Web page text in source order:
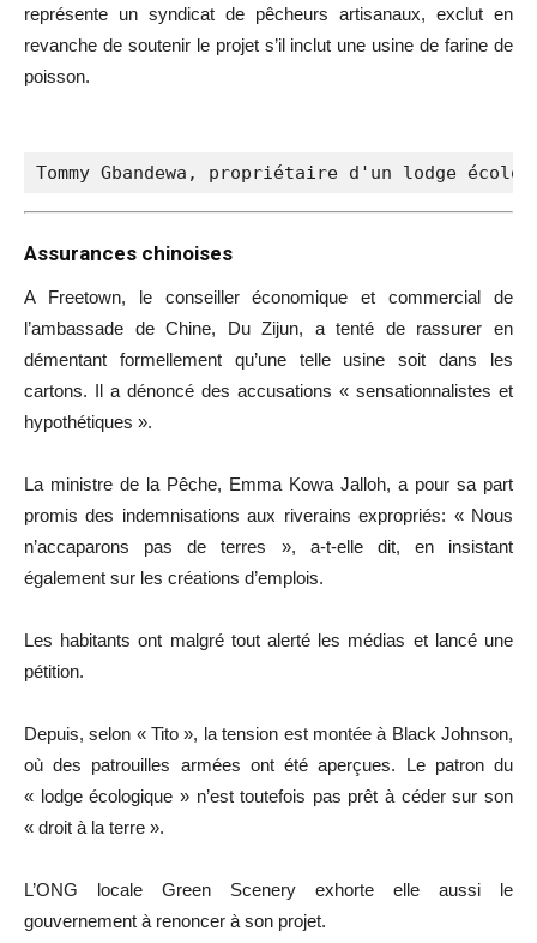
représente un syndicat de pêcheurs artisanaux, exclut en
revanche de soutenir le projet s’il inclut une usine de farine de
poisson.
Tommy Gbandewa, propriétaire d'un lodge
Assurances chinoises
A Freetown, le conseiller économique et commercial de
l’ambassade de Chine, Du Zijun, a tenté de rassurer en
démentant formellement qu’une telle usine soit dans les
cartons. Il a dénoncé des accusations « sensationnalistes et
hypothétiques ».
La ministre de la Pêche, Emma Kowa Jalloh, a pour sa part
promis des indemnisations aux riverains expropriés: « Nous
n’accaparons pas de terres », a-t-elle dit, en insistant
également sur les créations d’emplois.
Les habitants ont malgré tout alerté les médias et lancé une
pétition.
Depuis, selon « Tito », la tension est montée à Black Johnson,
où des patrouilles armées ont été aperçues. Le patron du
« lodge écologique » n’est toutefois pas prêt à céder sur son
« droit à la terre ».
L’ONG locale Green Scenery exhorte elle aussi le
gouvernement à renoncer à son projet.